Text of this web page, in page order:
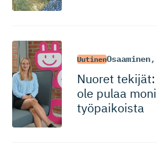
UutinenOsaaminen,
Nuoret
ole pulaa
työpaikoista